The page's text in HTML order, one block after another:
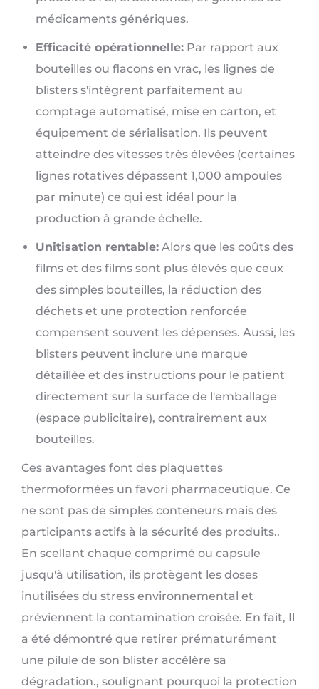
médicaments génériques.
Efficacité opérationnelle: Par rapport aux
bouteilles ou flacons en vrac, les lignes de
blisters s'intègrent parfaitement au
comptage automatisé, mise en carton, et
équipement de sérialisation. Ils peuvent
atteindre des vitesses très élevées (certaines
lignes rotatives dépassent 1,000 ampoules
par minute) ce qui est idéal pour la
production à grande échelle.
Unitisation rentable: Alors que les coûts des
films et des films sont plus élevés que ceux
des simples bouteilles, la réduction des
déchets et une protection renforcée
compensent souvent les dépenses. Aussi, les
blisters peuvent inclure une marque
détaillée et des instructions pour le patient
directement sur la surface de l'emballage
(espace publicitaire), contrairement aux
bouteilles.
Ces avantages font des plaquettes
thermoformées un favori pharmaceutique. Ce
ne sont pas de simples conteneurs mais des
participants actifs à la sécurité des produits..
En scellant chaque comprimé ou capsule
jusqu'à utilisation, ils protègent les doses
inutilisées du stress environnemental et
préviennent la contamination croisée. En fait, Il
a été démontré que retirer prématurément
une pilule de son blister accélère sa
dégradation., soulignant pourquoi la protection